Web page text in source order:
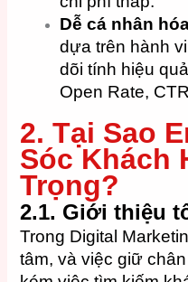
Dễ cá nhân
dựa trên hành
dõi tính hiệu
Open Rate,
2. Tại Sao
Sóc Khách
Trọng?
2.1. Giới thiệu
Trong Digital
tâm, và việc giữ